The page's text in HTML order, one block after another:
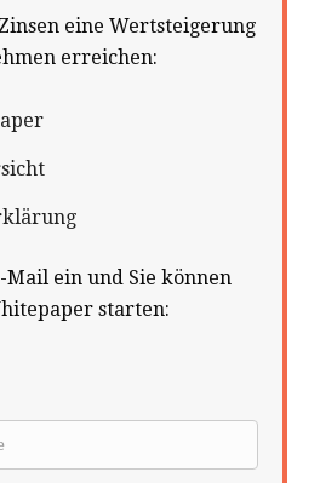
eine Wertsteigerung
erreichen:
Mail ein und Sie können
starten: